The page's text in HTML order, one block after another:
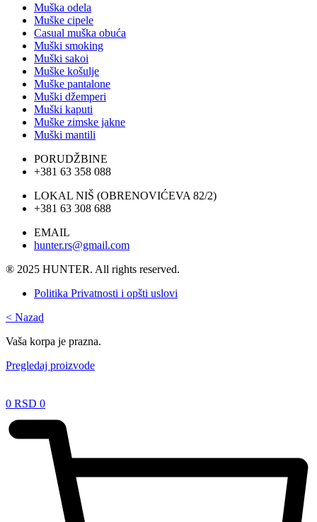
Muška odela
Muške cipele
Casual muška obuća
Muški smoking
Muški sakoi
Muške košulje
Muške pantalone
Muški džemperi
Muški kaputi
Muške zimske jakne
Muški mantili
PORUDŽBINE
+381 63 358 088
LOKAL NIŠ (OBRENOVIĆEVA 82/2)
+381 63 308 688
EMAIL
hunter.rs@gmail.com
® 2025 HUNTER. All rights reserved.
Politika Privatnosti i opšti uslovi
< Nazad
Vaša korpa je prazna.
Pregledaj proizvode
0 RSD 0